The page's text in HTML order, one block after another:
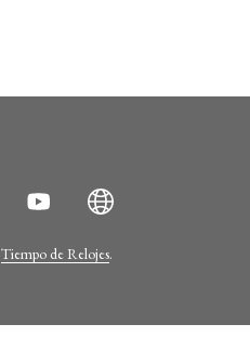
Tiempo de Relojes.